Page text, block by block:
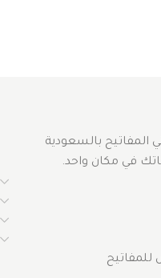
المفاتيح بالسعودية
في مكان واحد.